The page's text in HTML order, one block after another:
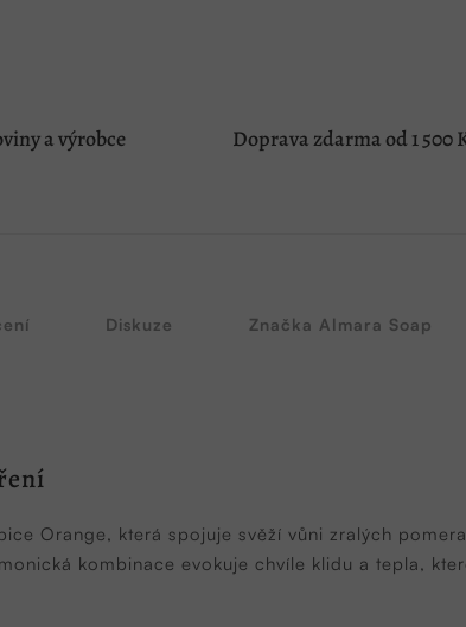
a výrobce Doprava zdarma od 1 500
Diskuze Značka Almara Soap
Orange, která spojuje svěží vůni zralých
kombinace evokuje chvíle klidu a tepla,